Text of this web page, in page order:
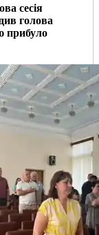
сесія
голова
прибуло